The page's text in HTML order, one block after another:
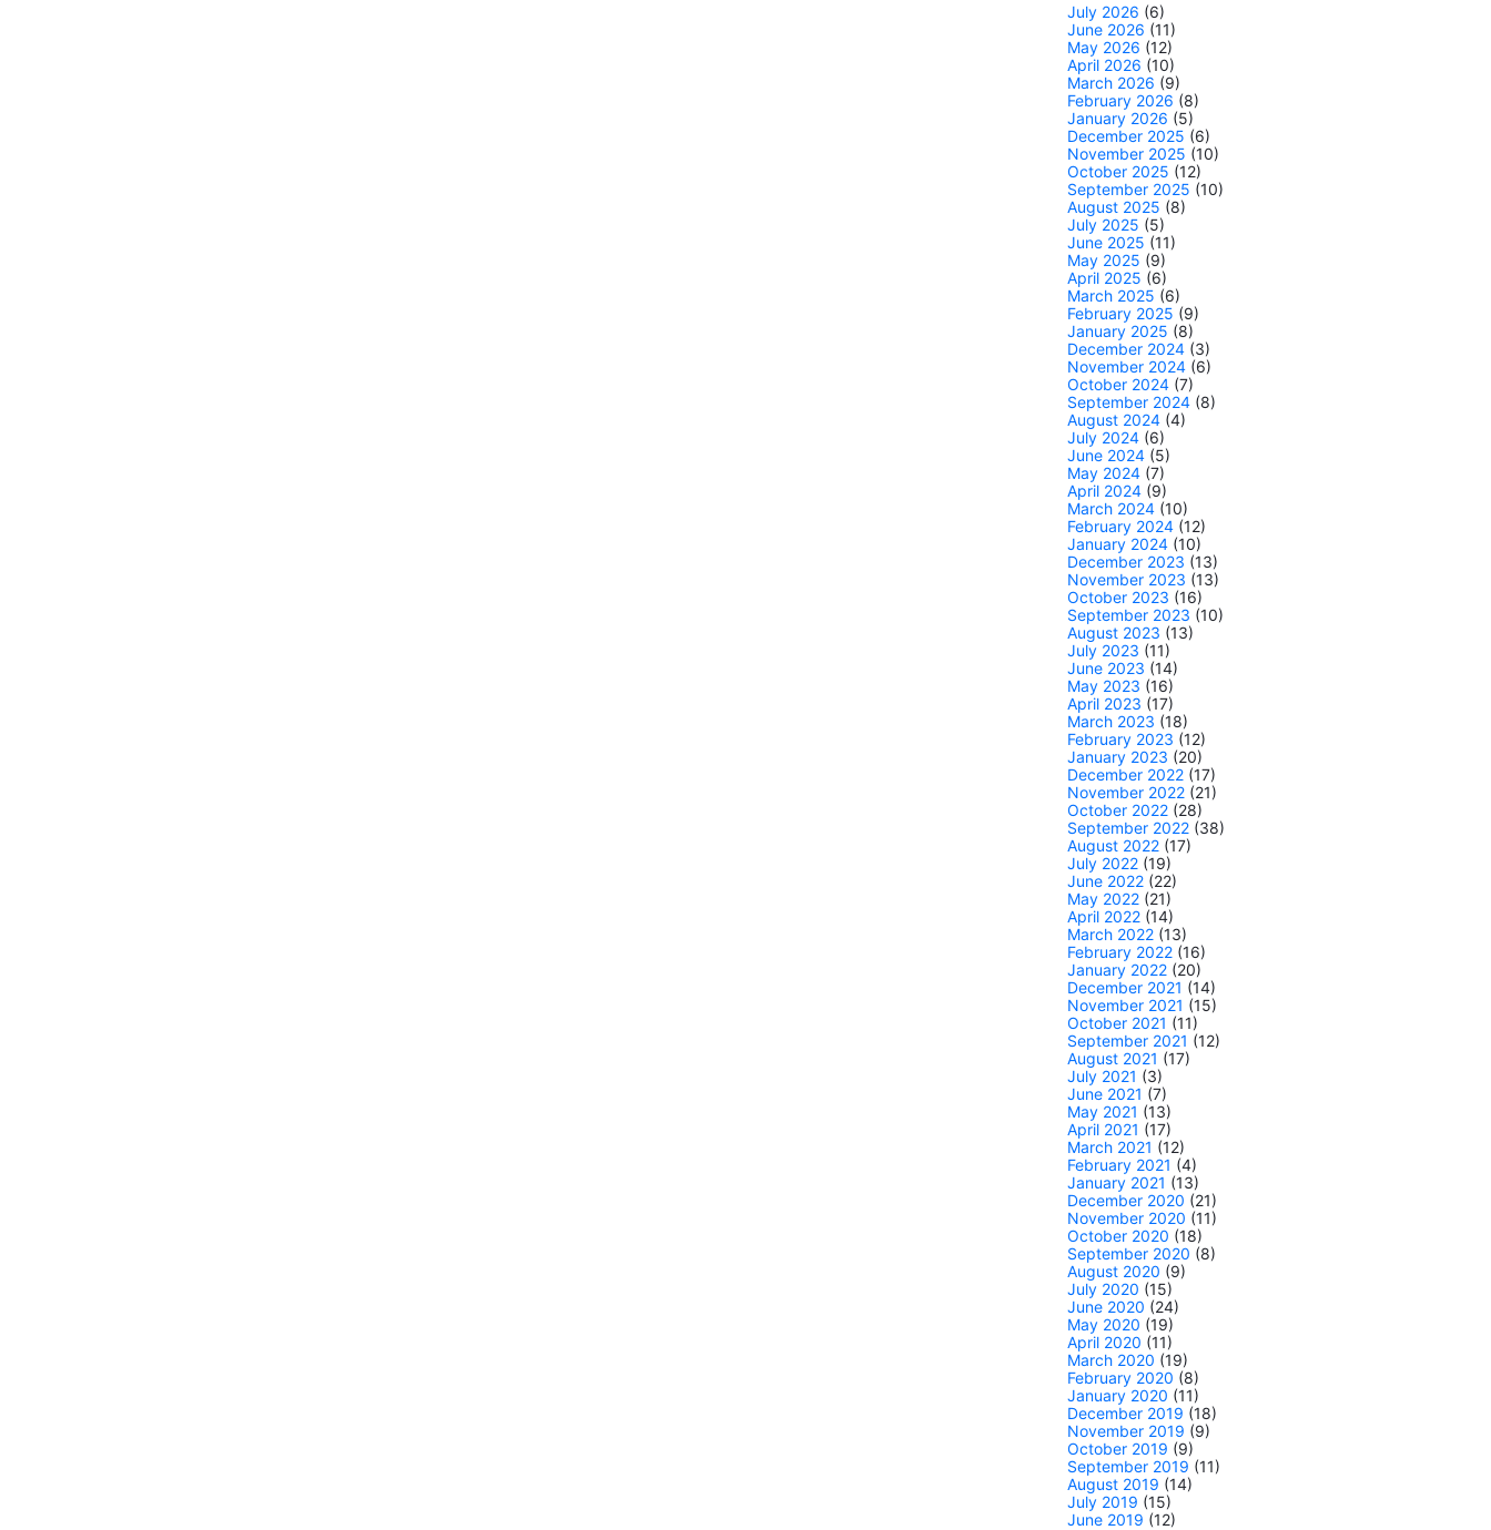
July 2026 (6)
June 2026 (11)
May 2026 (12)
April 2026 (10)
March 2026 (9)
February 2026 (8)
January 2026 (5)
December 2025 (6)
November 2025 (10)
October 2025 (12)
September 2025 (10)
August 2025 (8)
July 2025 (5)
June 2025 (11)
May 2025 (9)
April 2025 (6)
March 2025 (6)
February 2025 (9)
January 2025 (8)
December 2024 (3)
November 2024 (6)
October 2024 (7)
September 2024 (8)
August 2024 (4)
July 2024 (6)
June 2024 (5)
May 2024 (7)
April 2024 (9)
March 2024 (10)
February 2024 (12)
January 2024 (10)
December 2023 (13)
November 2023 (13)
October 2023 (16)
September 2023 (10)
August 2023 (13)
July 2023 (11)
June 2023 (14)
May 2023 (16)
April 2023 (17)
March 2023 (18)
February 2023 (12)
January 2023 (20)
December 2022 (17)
November 2022 (21)
October 2022 (28)
September 2022 (38)
August 2022 (17)
July 2022 (19)
June 2022 (22)
May 2022 (21)
April 2022 (14)
March 2022 (13)
February 2022 (16)
January 2022 (20)
December 2021 (14)
November 2021 (15)
October 2021 (11)
September 2021 (12)
August 2021 (17)
July 2021 (3)
June 2021 (7)
May 2021 (13)
April 2021 (17)
March 2021 (12)
February 2021 (4)
January 2021 (13)
December 2020 (21)
November 2020 (11)
October 2020 (18)
September 2020 (8)
August 2020 (9)
July 2020 (15)
June 2020 (24)
May 2020 (19)
April 2020 (11)
March 2020 (19)
February 2020 (8)
January 2020 (11)
December 2019 (18)
November 2019 (9)
October 2019 (9)
September 2019 (11)
August 2019 (14)
July 2019 (15)
June 2019 (12)